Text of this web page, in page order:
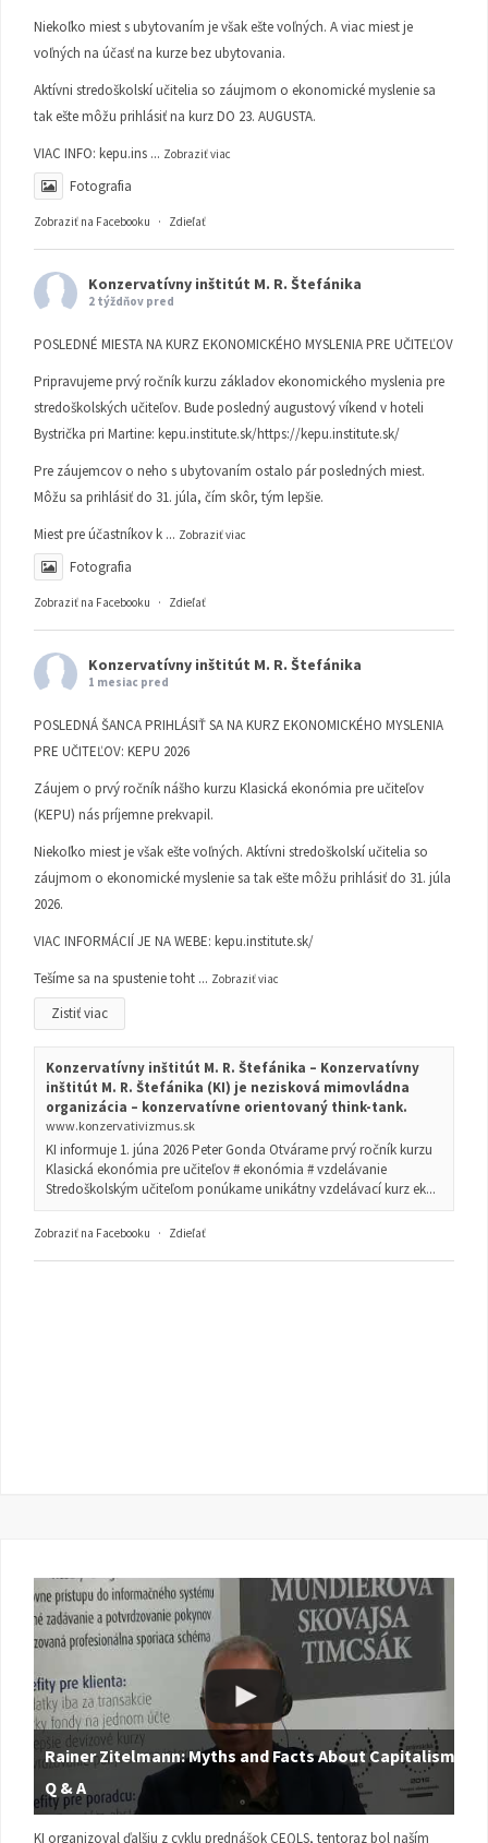
Niekoľko miest s ubytovaním je však ešte voľných. A viac miest je
voľných na účasť na kurze bez ubytovania.
Aktívni stredoškolskí učitelia so záujmom o ekonomické myslenie sa
tak ešte môžu prihlásiť na kurz DO 23. AUGUSTA.
VIAC INFO: kepu.ins ... Zobraziť viac
Fotografia
Zobraziť na Facebooku · Zdieľať
Konzervatívny inštitút M. R. Štefánika
2 týždňov pred
POSLEDNÉ MIESTA NA KURZ EKONOMICKÉHO MYSLENIA PRE UČITEĽOV
Pripravujeme prvý ročník kurzu základov ekonomického myslenia pre
stredoškolských učiteľov. Bude posledný augustový víkend v hoteli
Bystrička pri Martine: kepu.institute.sk/https://kepu.institute.sk/
Pre záujemcov o neho s ubytovaním ostalo pár posledných miest.
Môžu sa prihlásiť do 31. júla, čím skôr, tým lepšie.
Miest pre účastníkov k ... Zobraziť viac
Fotografia
Zobraziť na Facebooku · Zdieľať
Konzervatívny inštitút M. R. Štefánika
1 mesiac pred
POSLEDNÁ ŠANCA PRIHLÁSIŤ SA NA KURZ EKONOMICKÉHO MYSLENIA
PRE UČITEĽOV: KEPU 2026
Záujem o prvý ročník nášho kurzu Klasická ekonómia pre učiteľov
(KEPU) nás príjemne prekvapil.
Niekoľko miest je však ešte voľných. Aktívni stredoškolskí učitelia so
záujmom o ekonomické myslenie sa tak ešte môžu prihlásiť do 31. júla
2026.
VIAC INFORMÁCIÍ JE NA WEBE: kepu.institute.sk/
Tešíme sa na spustenie toht ... Zobraziť viac
Zistiť viac
Konzervatívny inštitút M. R. Štefánika – Konzervatívny
inštitút M. R. Štefánika (KI) je nezisková mimovládna
organizácia – konzervatívne orientovaný think-tank.
www.konzervativizmus.sk
KI informuje 1. júna 2026 Peter Gonda Otvárame prvý ročník kurzu
Klasická ekonómia pre učiteľov # ekonómia # vzdelávanie
Stredoškolským učiteľom ponúkame unikátny vzdelávací kurz ek...
Zobraziť na Facebooku · Zdieľať
Rainer Zitelmann: Myths and Facts About Capitalism |
Q & A
KI organizoval ďalšiu z cyklu prednášok CEQLS, tentoraz bol naším